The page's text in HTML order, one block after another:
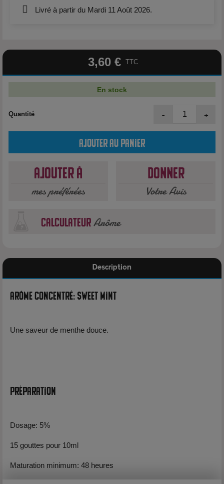
Livré à partir du Mardi 11 Août 2026.
3,60 € TTC
En stock
Quantité - +
Ajouter au panier
Ajouter à
mes préférées
Donner
Votre Avis
calculateur Arôme
Description
Arôme Concentré: Sweet Mint
Une saveur de menthe douce.
Préparation
Dosage: 5%
15 gouttes pour 10ml
Maturation minimum: 48 heures